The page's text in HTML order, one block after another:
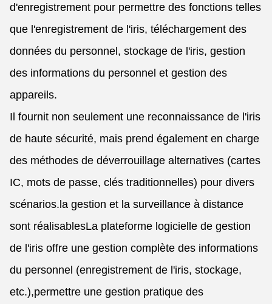
d'enregistrement pour permettre des fonctions telles
que l'enregistrement de l'iris, téléchargement des
données du personnel, stockage de l'iris, gestion
des informations du personnel et gestion des
appareils.
Il fournit non seulement une reconnaissance de l'iris
de haute sécurité, mais prend également en charge
des méthodes de déverrouillage alternatives (cartes
IC, mots de passe, clés traditionnelles) pour divers
scénarios.la gestion et la surveillance à distance
sont réalisablesLa plateforme logicielle de gestion
de l'iris offre une gestion complète des informations
du personnel (enregistrement de l'iris, stockage,
etc.),permettre une gestion pratique des